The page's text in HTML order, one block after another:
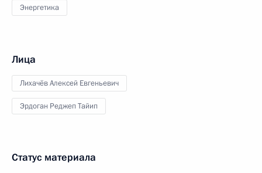
Энергетика
Лица
Лихачёв Алексей Евгеньевич
Эрдоган Реджеп Тайип
Статус материала